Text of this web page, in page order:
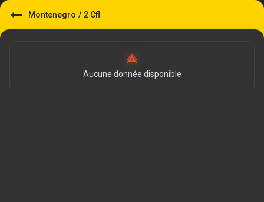
Montenegro / 2 Cfl
Aucune donnée disponible